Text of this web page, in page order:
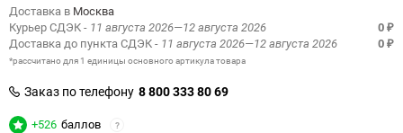
Доставка в Москва
Курьер СДЭК- 11 августа 2026—12 августа 2026 0 ₽
Доставка до пункта СДЭК- 11 августа 2026—12 августа 2026 0 ₽
*рассчитано для 1 единицы основного артикула товара
Заказ по телефону 8 800 333 80 69
+526 баллов ?